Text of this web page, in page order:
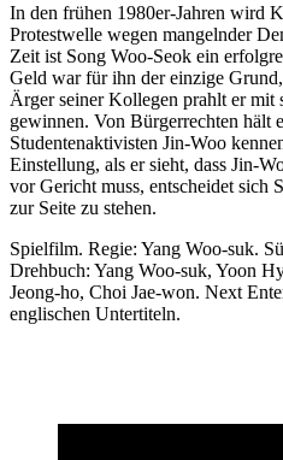
In den frühen 1980er-Jahren wird
Protestwelle wegen mangelnder
Zeit ist Song Woo-Seok ein
Geld war für ihn der einzige
Ärger seiner Kollegen prahlt er mit
gewinnen. Von Bürgerrechten hält
Studentenaktivisten Jin-Woo
Einstellung, als er sieht, dass Jin-
vor Gericht muss, entscheidet sich
zur Seite zu stehen.
Spielfilm. Regie: Yang Woo-suk.
Drehbuch: Yang Woo-suk, Yoon
Jeong-ho, Choi Jae-won. Next
englischen Untertiteln.